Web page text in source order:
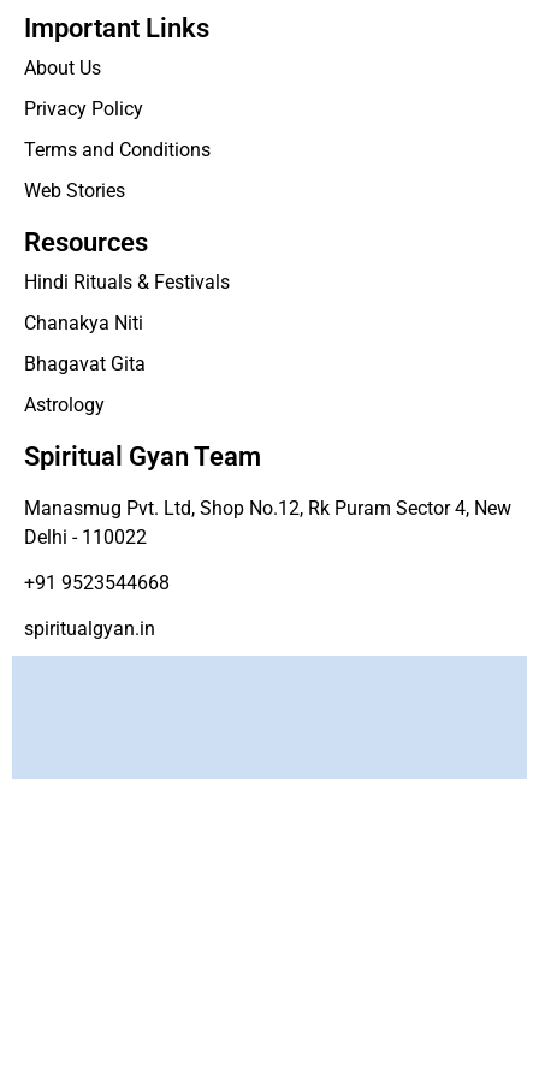
Important Links
About Us
Privacy Policy
Terms and Conditions
Web Stories
Resources
Hindi Rituals & Festivals
Chanakya Niti
Bhagavat Gita
Astrology
Spiritual Gyan Team
Manasmug Pvt. Ltd, Shop No.12, Rk Puram Sector 4, New
Delhi - 110022
+91 9523544668
spiritualgyan.in